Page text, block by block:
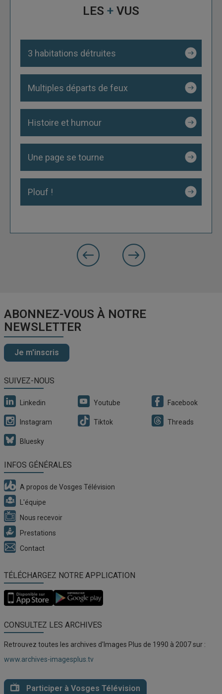
LES + VUS
3 habitations détruites
Multiples départs de feux
Histoire et humour
Une page se tourne
Plouf !
ABONNEZ-VOUS À NOTRE
NEWSLETTER
Je m'inscris
SUIVEZ-NOUS
Linkedin Youtube Facebook
Instagram Tiktok Threads
Bluesky
INFOS GÉNÉRALES
A propos de Vosges Télévision
L'équipe
Nous recevoir
Prestations
Contact
TÉLÉCHARGEZ NOTRE APPLICATION
Application
Vosges
pour
Application
Vosges
CONSULTEZ LES ARCHIVES
Retrouvez toutes les archives d'Images Plus de 1990 à 2007 sur :
www.archives-imagesplus.tv
Participer à Vosges Télévision